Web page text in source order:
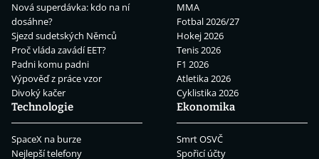
Nová superdávka: kdo na ní
dosáhne?
Sjezd sudetských Němců
Proč vláda zavádí EET?
Padni komu padni
Výpověď z práce vzor
Divoký kačer
MMA
Fotbal 2026/27
Hokej 2026
Tenis 2026
F1 2026
Atletika 2026
Cyklistika 2026
Technologie
SpaceX na burze
Nejlepší telefony
Ekonomika
Smrt OSVČ
Spořicí účty